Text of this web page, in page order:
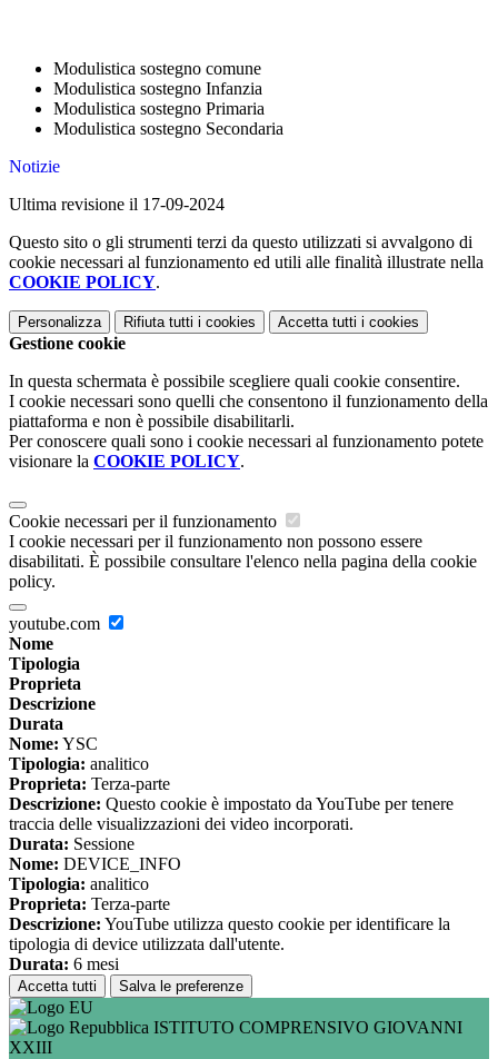
Modulistica sostegno comune
Modulistica sostegno Infanzia
Modulistica sostegno Primaria
Modulistica sostegno Secondaria
Notizie
Ultima revisione il 17-09-2024
Questo sito o gli strumenti terzi da questo utilizzati si avvalgono di
cookie necessari al funzionamento ed utili alle finalità illustrate nella
COOKIE POLICY.
Personalizza Rifiuta tutti i cookies Accetta tutti i cookies
Gestione cookie
In questa schermata è possibile scegliere quali cookie consentire.
I cookie necessari sono quelli che consentono il funzionamento della
piattaforma e non è possibile disabilitarli.
Per conoscere quali sono i cookie necessari al funzionamento potete
visionare la COOKIE POLICY.
Cookie necessari per il funzionamento
I cookie necessari per il funzionamento non possono essere
disabilitati. È possibile consultare l'elenco nella pagina della cookie
policy.
youtube.com
Nome
Tipologia
Proprieta
Descrizione
Durata
Nome: YSC
Tipologia: analitico
Proprieta: Terza-parte
Descrizione: Questo cookie è impostato da YouTube per tenere
traccia delle visualizzazioni dei video incorporati.
Durata: Sessione
Nome: DEVICE_INFO
Tipologia: analitico
Proprieta: Terza-parte
Descrizione: YouTube utilizza questo cookie per identificare la
tipologia di device utilizzata dall'utente.
Durata: 6 mesi
Accetta tutti Salva le preferenze
ISTITUTO COMPRENSIVO GIOVANNI
XXIII